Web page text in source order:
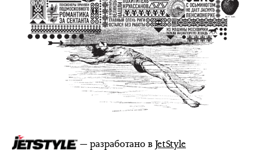
— разработано вJetStyle